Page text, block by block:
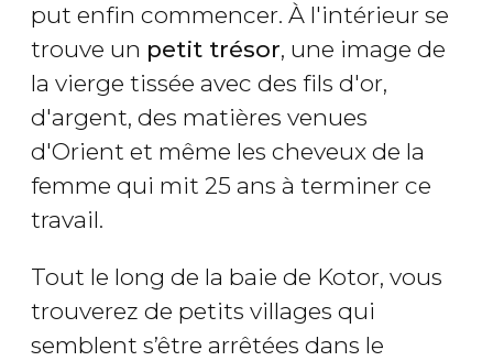
put enfin commencer. À l'intérieur se
trouve un petit trésor, une image de
la vierge tissée avec des fils d'or,
d'argent, des matières venues
d'Orient et même les cheveux de la
femme qui mit 25 ans à terminer ce
travail.
Tout le long de la baie de Kotor, vous
trouverez de petits villages qui
semblent s’être arrêtées dans le